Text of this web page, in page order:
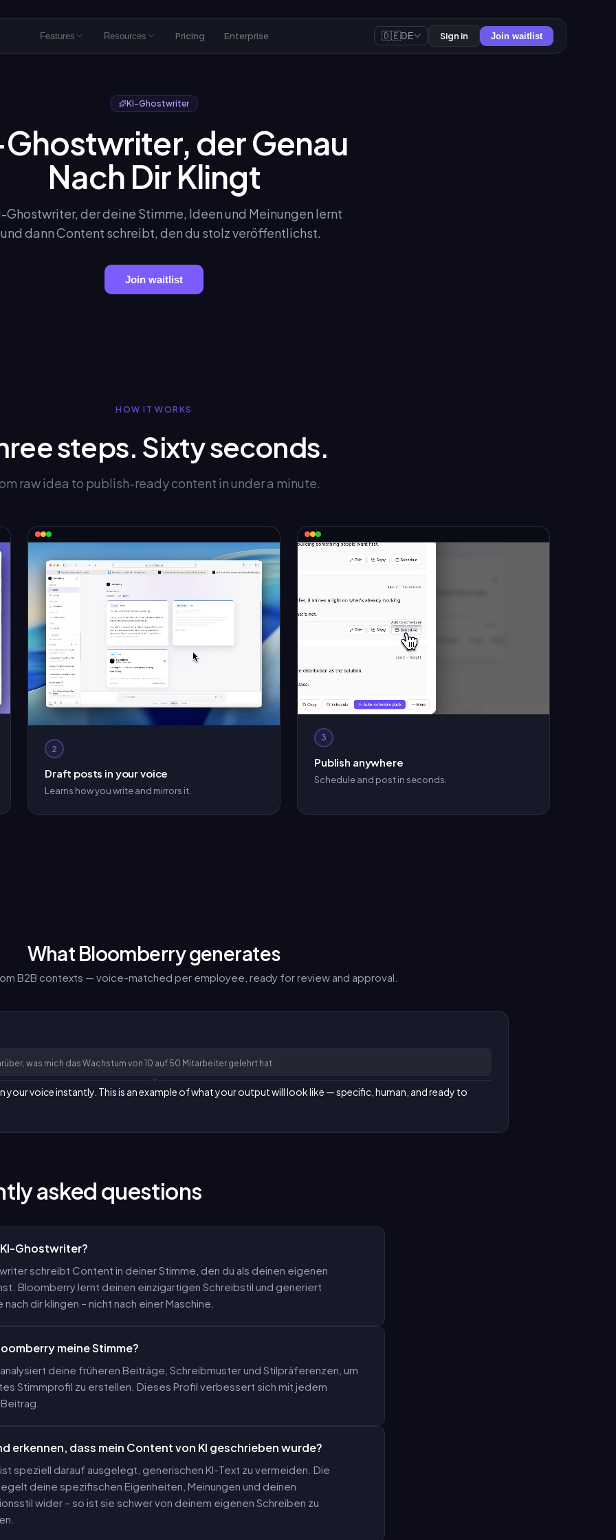
Features Resources Pricing Enterprise 🇩🇪DE Sign in Join waitlist
KI-Ghostwriter
der Genau
Nach Dir Klingt
Ghostwriter, der deine Stimme, Ideen und Meinungen lernt
dann Content schreibt, den du stolz veröffentlichst.
Join waitlist
HOW IT WORKS
steps. Sixty seconds.
raw idea to publish-ready content in under a minute.
2
Draft posts in your voice
Learns how you write and mirrors it.
3
Publish anywhere
Schedule and post in seconds.
What Bloomberry generates
B2B contexts — voice-matched per employee, ready for review and approval.
was mich das Wachstum von 10 auf 50 Mitarbeiter gelehrt hat
voice instantly. This is an example of what your output will look like — specific, human, and ready to
asked questions
Ghostwriter?
schreibt Content in deiner Stimme, den du als deinen eigenen
Bloomberry lernt deinen einzigartigen Schreibstil und generiert
dir klingen – nicht nach einer Maschine.
meine Stimme?
deine früheren Beiträge, Schreibmuster und Stilpräferenzen, um
Stimmprofil zu erstellen. Dieses Profil verbessert sich mit jedem
erkennen, dass mein Content von KI geschrieben wurde?
speziell darauf ausgelegt, generischen KI-Text zu vermeiden. Die
deine spezifischen Eigenheiten, Meinungen und deinen
wider – so ist sie schwer von deinem eigenen Schreiben zu